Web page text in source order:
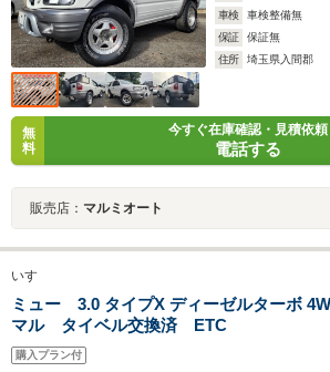
車検
車検整備無
保証
保証無
住所
埼玉県入間郡
無
料
今すぐ在庫確認・見積依頼
電話する
販売店： マルミオート
いすゞ
ミュー 3.0 タイプX ディーゼルターボ
マル タイベル交換済 ETC
購入プラン付